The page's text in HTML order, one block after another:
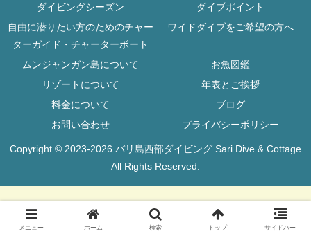
ダイビングシーズン
ダイブポイント
自由に潜りたい方のためのチャー
ターガイド・チャーターボート
ワイドダイブをご希望の方へ
ムンジャンガン島について
お魚図鑑
リゾートについて
年表とご挨拶
料金について
ブログ
お問い合わせ
プライバシーポリシー
Copyright © 2023-2026 バリ島西部ダイビング Sari Dive & Cottage
All Rights Reserved.
メニュー ホーム 検索 トップ サイドバー